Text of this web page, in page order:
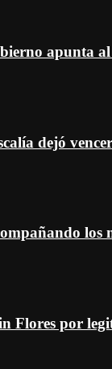
apunta
dejó
los
Flores por